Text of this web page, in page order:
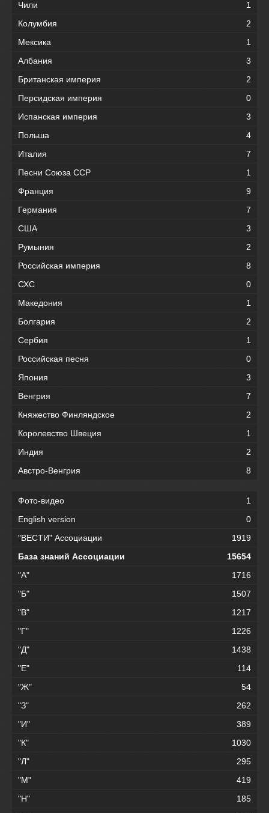
Чили
1
Колумбия
2
Мексика
1
Албания
3
Британская империя
2
Персидская империя
0
Испанская империя
3
Польша
4
Италия
7
Песни Союза ССР
1
Франция
9
Германия
7
США
3
Румыния
2
Российская империя
8
СХС
0
Македония
1
Болгария
2
Сербия
1
Российская песня
0
Япония
3
Венгрия
7
Княжество Финляндское
2
Королевство Швеция
1
Индия
2
Австро-Венгрия
8
Фото-видео
1
English version
0
"ВЕСТИ" Ассоциации
1919
База знаний Ассоциации
15654
"А"
1716
"Б"
1507
"В"
1217
"Г"
1226
"Д"
1438
"Е"
114
"Ж"
54
"З"
262
"И"
389
"К"
1030
"Л"
295
"М"
419
"Н"
185